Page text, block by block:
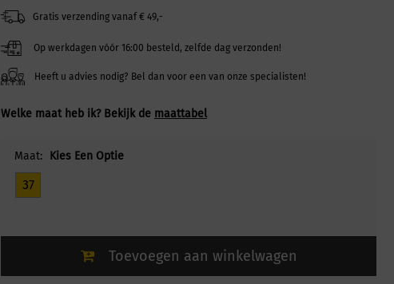
Gratis verzending vanaf € 49,-
Op werkdagen vóór 16:00 besteld, zelfde dag verzonden!
Heeft u advies nodig? Bel dan voor een van onze specialisten!
Welke maat heb ik? Bekijk de maattabel
Maat: Kies Een Optie
37
Toevoegen aan winkelwagen